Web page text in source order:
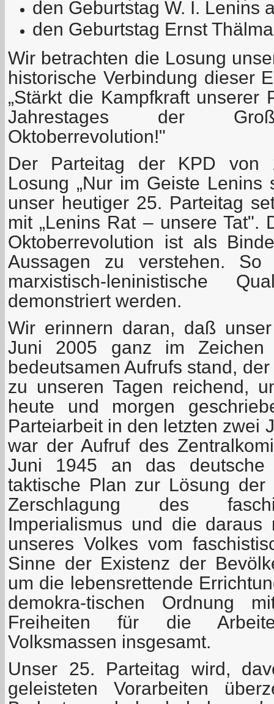
den Geburtstag W. I. Lenins
den Geburtstag Ernst
Wir betrachten die Losung
historische Verbindung dieser
„Stärkt die Kampfkraft unserer
Jahrestages der
Oktoberrevolution!"
Der Parteitag der KPD von
Losung „Nur im Geiste
unser heutiger 25. Parteitag
mit „Lenins Rat – unsere Tat".
Oktoberrevolution ist als
Aussagen zu verstehen.
marxistisch-leninistische
demonstriert werden.
Wir erinnern daran, daß
Juni 2005 ganz im Zeichen
bedeutsamen Aufrufs stand,
zu unseren Tagen reichend,
heute und morgen
Parteiarbeit in den letzten zwei
war der Aufruf des
Juni 1945 an das deutsche
taktische Plan zur Lösung der
Zerschlagung des
Imperialismus und die daraus
unseres Volkes vom
Sinne der Existenz der
um die lebensrettende
demokra-tischen Ordnung
Freiheiten für die
Volksmassen insgesamt.
Unser 25. Parteitag wird,
geleisteten Vorarbeiten